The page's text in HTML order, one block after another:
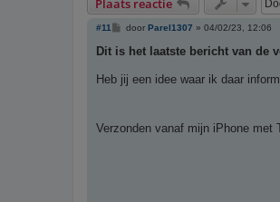
Plaats reactie
#11
B
r
door Parel1307 » 04/02/23, 12:06
Dit is het laatste bericht van de
Heb jij een idee waar ik daar
Verzonden vanaf mijn iPhone met